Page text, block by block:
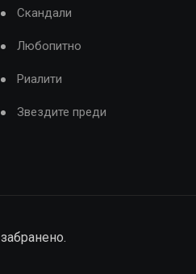
Скандали
Любопитно
Риалити
Звездите преди